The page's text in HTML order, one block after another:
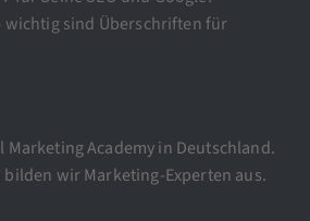
wichtig sind Überschriften für
Academy in Deutschland.
wir Marketing-Experten aus.